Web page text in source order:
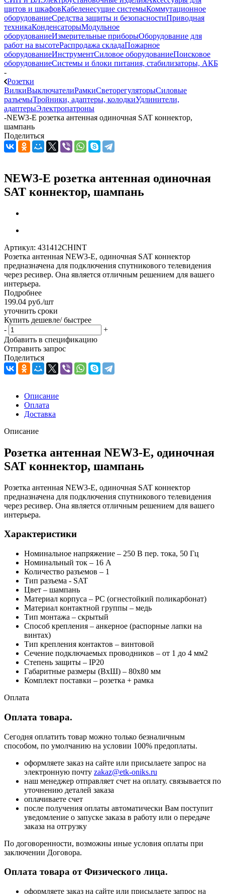
щитов и шкафовКабеленесущие системыКоммутационное
оборудованиеСредства защиты и безопасностиПриводная
техникаКонденсаторыМодульное
оборудованиеИзмерительные приборыОборудование для
работ на высотеРаспродажа складаПожарное
оборудованиеИнструментСиловое оборудованиеПоисковое
оборудованиеСистемы и блоки питания, стабилизаторы, АКБ
-
Розетки
ВилкиВыключателиРамкиСветорегуляторыСиловые
разъемыТройники, адаптеры, колодкиУдлинители,
адаптерыЭлектропатроны
-NEW3-E розетка антенная одиночная SAT коннектор,
шампань
Поделиться
NEW3-E розетка антенная одиночная
SAT коннектор, шампань
Артикул: 431412CHINT
Розетка антенная NEW3-E, одиночная SAT коннектор
предназначена для подключения спутникового телевидения
через ресивер. Она является отличным решением для вашего
интерьера.
Подробнее
199.04 руб./шт
уточнить сроки
Купить дешевле/ быстрее
-
+
Добавить в спецификацию
Отправить запрос
Поделиться
Описание
Оплата
Доставка
Описание
Розетка антенная NEW3-E, одиночная
SAT коннектор, шампань
Розетка антенная NEW3-E, одиночная SAT коннектор
предназначена для подключения спутникового телевидения
через ресивер. Она является отличным решением для вашего
интерьера.
Характеристики
Номинальное напряжение – 250 В пер. тока, 50 Гц
Номинальный ток – 16 А
Количество разъемов – 1
Тип разъема - SAT
Цвет – шампань
Материал корпуса – PC (огнестойкий поликарбонат)
Материал контактной группы – медь
Тип монтажа – скрытый
Способ крепления – анкерное (распорные лапки на
винтах)
Тип крепления контактов – винтовой
Сечение подключаемых проводников – от 1 до 4 мм2
Степень защиты – IP20
Габаритные размеры (ВхШ) – 80х80 мм
Комплект поставки – розетка + рамка
Оплата
Оплата товара.
Сегодня оплатить товар можно только безналичным
способом, по умолчанию на условии 100% предоплаты.
оформляете заказ на сайте или присылаете запрос на
электронную почту zakaz@etk-oniks.ru
наш менеджер отправляет счет на оплату. связывается по
уточнению деталей заказа
оплачиваете счет
после получения оплаты автоматически Вам поступит
уведомление о запуске заказа в работу или о передаче
заказа на отгрузку
По договоренности, возможны иные условия оплаты при
заключении Договора.
Оплата товара от Физического лица.
оформляете заказ на сайте или присылаете запрос на